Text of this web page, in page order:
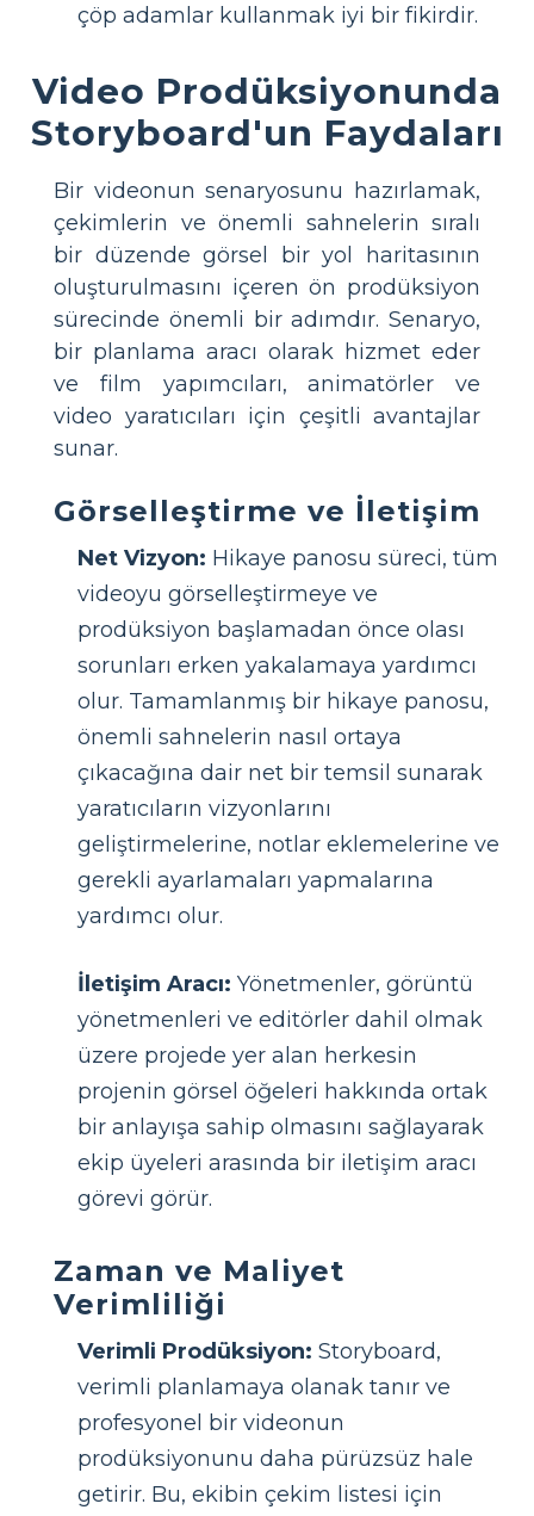
çöp adamlar kullanmak iyi bir fikirdir.
Video Prodüksiyonunda
Storyboard'un Faydaları
Bir videonun senaryosunu hazırlamak,
çekimlerin ve önemli sahnelerin sıralı
bir düzende görsel bir yol haritasının
oluşturulmasını içeren ön prodüksiyon
sürecinde önemli bir adımdır. Senaryo,
bir planlama aracı olarak hizmet eder
ve film yapımcıları, animatörler ve
video yaratıcıları için çeşitli avantajlar
sunar.
Görselleştirme ve İletişim
Net Vizyon: Hikaye panosu süreci, tüm
videoyu görselleştirmeye ve
prodüksiyon başlamadan önce olası
sorunları erken yakalamaya yardımcı
olur. Tamamlanmış bir hikaye panosu,
önemli sahnelerin nasıl ortaya
çıkacağına dair net bir temsil sunarak
yaratıcıların vizyonlarını
geliştirmelerine, notlar eklemelerine ve
gerekli ayarlamaları yapmalarına
yardımcı olur.
İletişim Aracı: Yönetmenler, görüntü
yönetmenleri ve editörler dahil olmak
üzere projede yer alan herkesin
projenin görsel öğeleri hakkında ortak
bir anlayışa sahip olmasını sağlayarak
ekip üyeleri arasında bir iletişim aracı
görevi görür.
Zaman ve Maliyet
Verimliliği
Verimli Prodüksiyon: Storyboard,
verimli planlamaya olanak tanır ve
profesyonel bir videonun
prodüksiyonunu daha pürüzsüz hale
getirir. Bu, ekibin çekim listesi için